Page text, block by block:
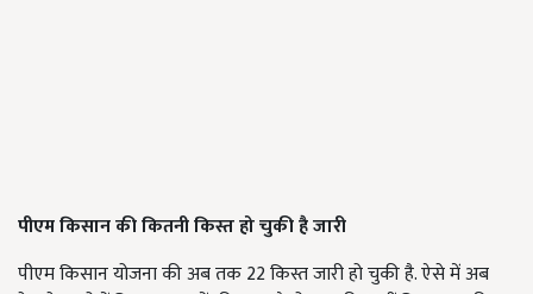
पीएम किसान की कितनी किस्त हो चुकी है जारी
पीएम किसान योजना की अब तक 22 किस्त जारी हो चुकी है. ऐसे में अब